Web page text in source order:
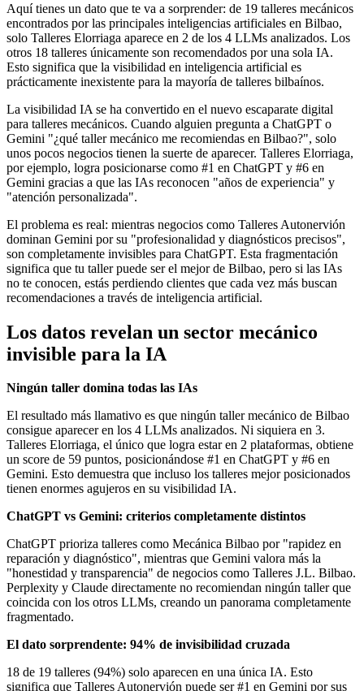
Aquí tienes un dato que te va a sorprender: de 19 talleres mecánicos
encontrados por las principales inteligencias artificiales en Bilbao,
solo Talleres Elorriaga aparece en 2 de los 4 LLMs analizados. Los
otros 18 talleres únicamente son recomendados por una sola IA.
Esto significa que la visibilidad en inteligencia artificial es
prácticamente inexistente para la mayoría de talleres bilbaínos.
La visibilidad IA se ha convertido en el nuevo escaparate digital
para talleres mecánicos. Cuando alguien pregunta a ChatGPT o
Gemini "¿qué taller mecánico me recomiendas en Bilbao?", solo
unos pocos negocios tienen la suerte de aparecer. Talleres Elorriaga,
por ejemplo, logra posicionarse como #1 en ChatGPT y #6 en
Gemini gracias a que las IAs reconocen "años de experiencia" y
"atención personalizada".
El problema es real: mientras negocios como Talleres Autonervión
dominan Gemini por su "profesionalidad y diagnósticos precisos",
son completamente invisibles para ChatGPT. Esta fragmentación
significa que tu taller puede ser el mejor de Bilbao, pero si las IAs
no te conocen, estás perdiendo clientes que cada vez más buscan
recomendaciones a través de inteligencia artificial.
Los datos revelan un sector mecánico
invisible para la IA
Ningún taller domina todas las IAs
El resultado más llamativo es que ningún taller mecánico de Bilbao
consigue aparecer en los 4 LLMs analizados. Ni siquiera en 3.
Talleres Elorriaga, el único que logra estar en 2 plataformas, obtiene
un score de 59 puntos, posicionándose #1 en ChatGPT y #6 en
Gemini. Esto demuestra que incluso los talleres mejor posicionados
tienen enormes agujeros en su visibilidad IA.
ChatGPT vs Gemini: criterios completamente distintos
ChatGPT prioriza talleres como Mecánica Bilbao por "rapidez en
reparación y diagnóstico", mientras que Gemini valora más la
"honestidad y transparencia" de negocios como Talleres J.L. Bilbao.
Perplexity y Claude directamente no recomiendan ningún taller que
coincida con los otros LLMs, creando un panorama completamente
fragmentado.
El dato sorprendente: 94% de invisibilidad cruzada
18 de 19 talleres (94%) solo aparecen en una única IA. Esto
significa que Talleres Autonervión puede ser #1 en Gemini por sus